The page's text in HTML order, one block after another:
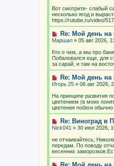
Вот смотрите- слабый
несколько ягод и
https://rutube.ru/video/
Re: Мой день на
Маршал » 05 авг 2026,
Кто о чем, а мы про
Побаловался еще, для
за сарай, и там на
Re: Мой день на
Игорь 25 » 06 авг 2026,
На принципе развития
цветением (в моих
цветения побеги
Re: Виноград в
Nick041 » 30 июл 2026,
не отчаивайтесь,
передам. По поводу
весенних